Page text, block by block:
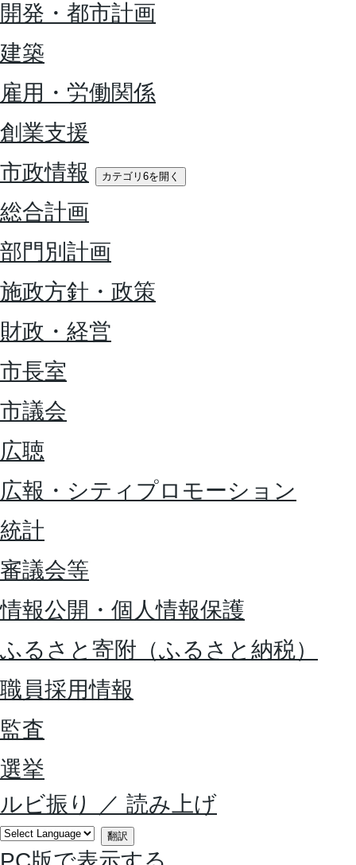
開発・都市計画
建築
雇用・労働関係
創業支援
市政情報
カテゴリ6を開く
総合計画
部門別計画
施政方針・政策
財政・経営
市長室
市議会
広聴
広報・シティプロモーション
統計
審議会等
情報公開・個人情報保護
ふるさと寄附（ふるさと納税）
職員採用情報
監査
選挙
ルビ振り
／ 読み上げ
翻訳